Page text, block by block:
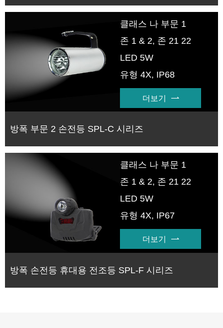
클래스 나 부문 1
존 1 & 2, 존 21 22
LED 5W
유형 4X, IP68
더보기 
방폭 부문 2 손전등 SPL-C 시리즈
클래스 나 부문 1
존 1 & 2, 존 21 22
LED 5W
유형 4X, IP67
더보기 
방폭 손전등 휴대용 전조등 SPL-F 시리즈